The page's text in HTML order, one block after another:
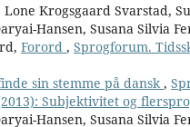
Krogsgaard Svarstad,
Hansen, Susana Silvia
Forord , Sprogforum.
sin stemme på dansk ,
Subjektivitet og
Hansen, Susana Silvia